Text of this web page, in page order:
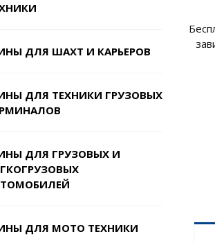
ДЛЯ ШАХТ И КАРЬЕРОВ
ДЛЯ ТЕХНИКИ ГРУЗОВЫХ
ДЛЯ ГРУЗОВЫХ И
ДЛЯ МОТО ТЕХНИКИ